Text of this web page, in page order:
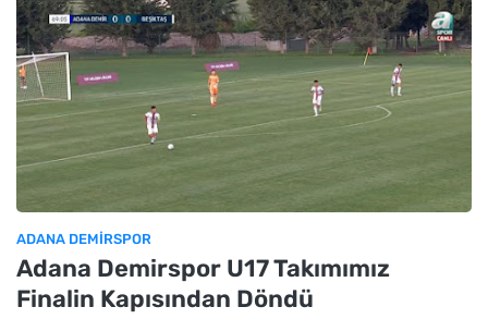
ADANA DEMIRSPOR
Adana Demirspor U17 Takımımız
Finalin Kapısından Döndü